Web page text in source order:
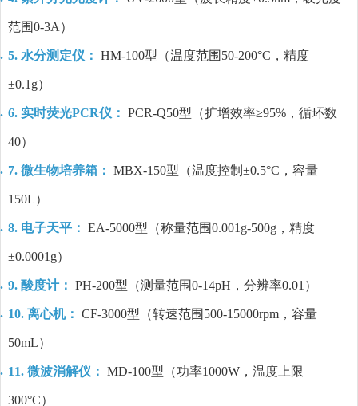
范围0-3A）
5. 水分测定仪： HM-100型（温度范围50-200°C，精度
±0.1g）
6. 实时荧光PCR仪： PCR-Q50型（扩增效率≥95%，循环数
40）
7. 微生物培养箱： MBX-150型（温度控制±0.5°C，容量
150L）
8. 电子天平： EA-5000型（称量范围0.001g-500g，精度
±0.0001g）
9. 酸度计： PH-200型（测量范围0-14pH，分辨率0.01）
10. 离心机： CF-3000型（转速范围500-15000rpm，容量
50mL）
11. 微波消解仪： MD-100型（功率1000W，温度上限
300°C）